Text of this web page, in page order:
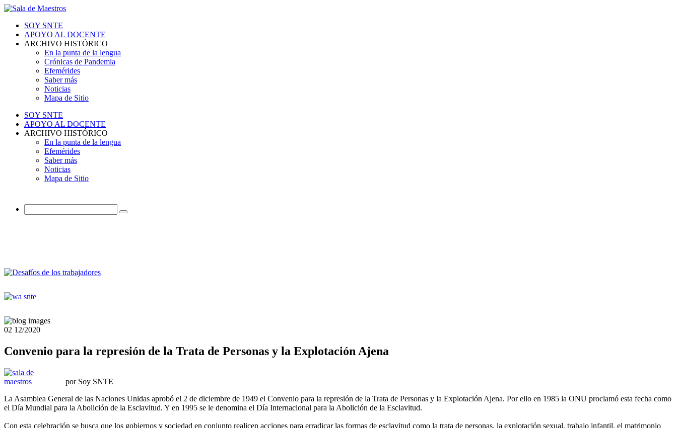
SOY SNTE
APOYO AL DOCENTE
ARCHIVO HISTÓRICO
En la punta de la lengua
Crónicas de Pandemia
Efemérides
Saber más
Noticias
Mapa de Sitio
SOY SNTE
APOYO AL DOCENTE
ARCHIVO HISTÓRICO
En la punta de la lengua
Efemérides
Saber más
Noticias
Mapa de Sitio
02 12/2020
Convenio para la represión de la Trata de Personas y la Explotación Ajena
por Soy SNTE
La Asamblea General de las Naciones Unidas aprobó el 2 de diciembre de 1949 el Convenio para la represión de la Trata de Personas y la Explotación Ajena. Por ello en 1985 la ONU proclamó esta fecha como
el Día Mundial para la Abolición de la Esclavitud. Y en 1995 se le denomina el Día Internacional para la Abolición de la Esclavitud.
Con esta celebración se busca que los gobiernos y sociedad en conjunto realicen acciones para erradicar las formas de esclavitud como la trata de personas, la explotación sexual, trabajo infantil, el matrimonio